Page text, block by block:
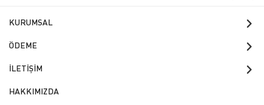
KURUMSAL
ÖDEME
İLETİŞİM
HAKKIMIZDA